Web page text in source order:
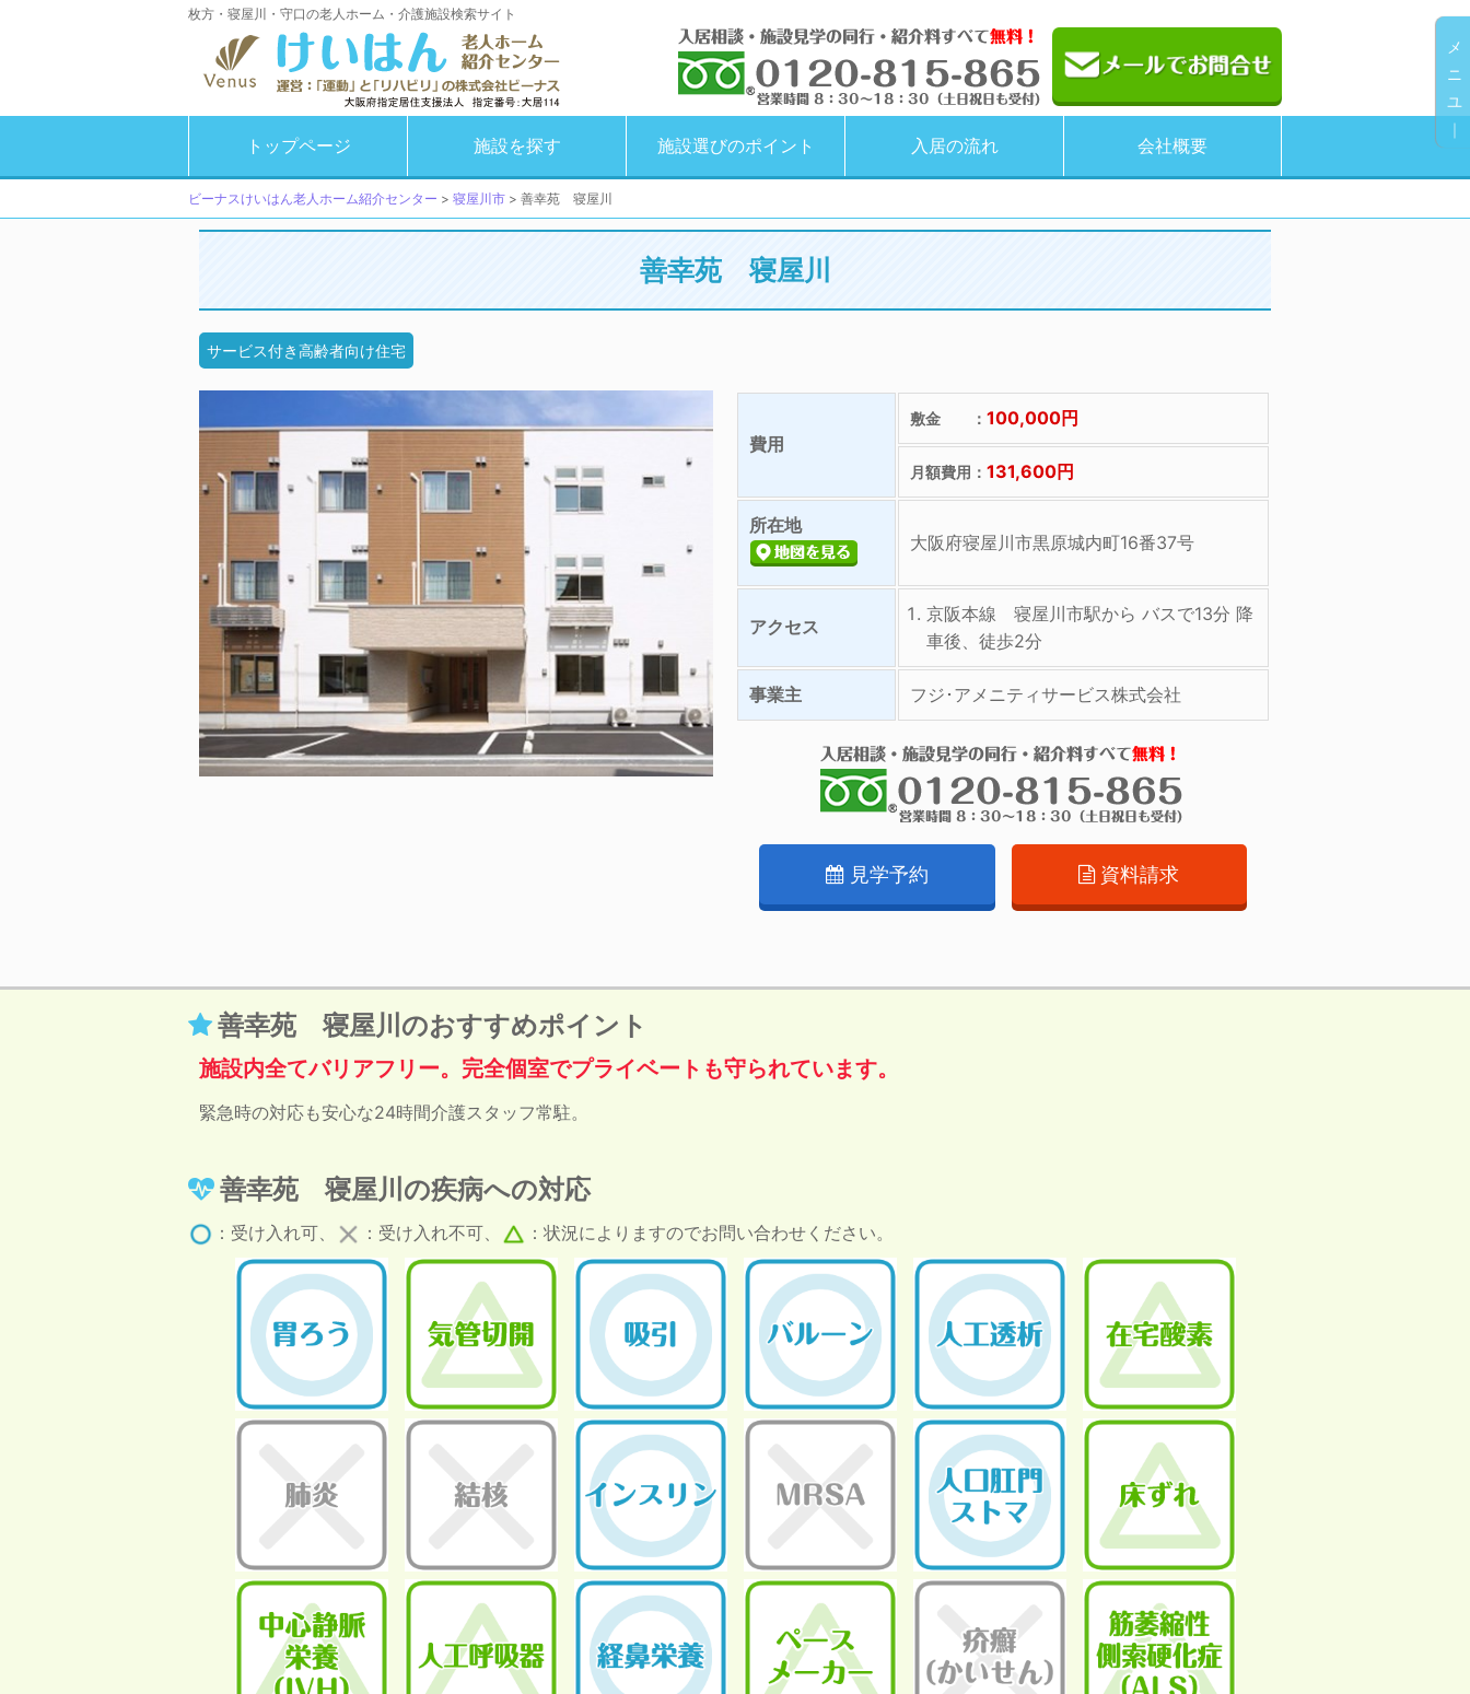
枚方・寝屋川・守口の老人ホーム・介護施設検索サイト
トップページ 施設を探す 施設選びのポイント 入居の流れ 会社概要
ビーナスけいはん老人ホーム紹介センター > 寝屋川市 > 善幸苑 寝屋川
善幸苑 寝屋川
サービス付き高齢者向け住宅
費用
敷金 ： 100,000円
月額費用： 131,600円
所在地
大阪府寝屋川市黒原城内町16番37号
アクセス
京阪本線 寝屋川市駅から バスで13分 降
車後、徒歩2分
事業主 フジ･アメニティサービス株式会社
見学予約 資料請求
善幸苑 寝屋川のおすすめポイント
施設内全てバリアフリー。完全個室でプライベートも守られています。
緊急時の対応も安心な24時間介護スタッフ常駐。
善幸苑 寝屋川の疾病への対応
：受け入れ可、 ：受け入れ不可、 ：状況によりますのでお問い合わせください。
メ
ニ
ユ
｜